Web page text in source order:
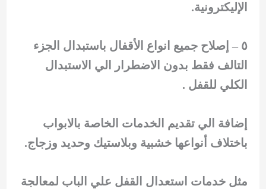
الإليكترونية.
٥ – إصلاح جميع انواع الأقفال باستبدال الجزء
التالف فقط بدون الاضطرار الي الاستبدال
الكلي للقفل .
إضافة الي تقديم الخدمات الخاصة بالابواب
باختلاف أنواعها خشبية وبلاستيك وحديد وزجاج.
مثل خدمات استعدال القفل علي الباب لمعالجة